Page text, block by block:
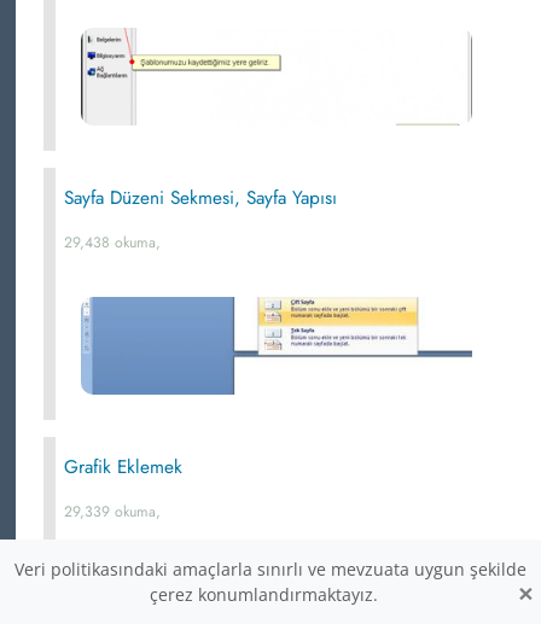
Sayfa Düzeni Sekmesi, Sayfa Yapısı
29,438 okuma,
Grafik Eklemek
29,339 okuma,
Veri politikasındaki amaçlarla sınırlı ve mevzuata uygun şekilde
çerez konumlandırmaktayız.
×